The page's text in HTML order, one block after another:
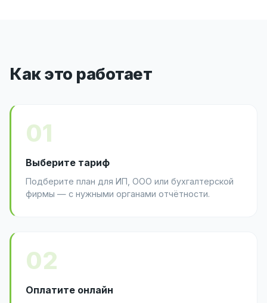
Как это работает
01
Выберите тариф
Подберите план для ИП, ООО или бухгалтерской
фирмы — с нужными органами отчётности.
02
Оплатите онлайн